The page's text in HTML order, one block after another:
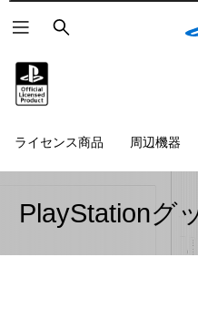
検
索
ライセンス商品 周辺機器
PlayStationグ